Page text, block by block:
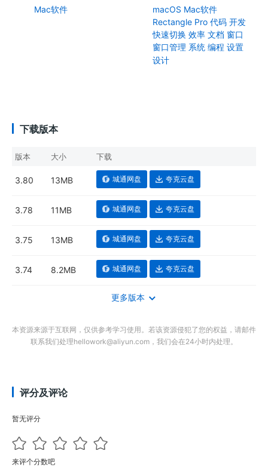
Mac软件 macOS Mac软件
Rectangle Pro 代码 开发
快速切换 效率 文档 窗口
窗口管理 系统 编程 设置
设计
下载版本
版本 大小 下载
3.80 13MB 城通网盘 夸克云盘
3.78 11MB 城通网盘 夸克云盘
3.75 13MB 城通网盘 夸克云盘
3.74 8.2MB 城通网盘 夸克云盘
更多版本
本资源来源于互联网，仅供参考学习使用。若该资源侵犯了您的权益，请邮件
联系我们处理hellowork@aliyun.com，我们会在24小时内处理。
评分及评论
暂无评分
来评个分数吧